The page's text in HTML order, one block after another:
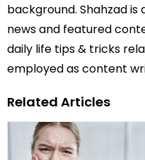
background. Shahzad
news and featured
daily life tips & tricks
employed as content
Related Articles